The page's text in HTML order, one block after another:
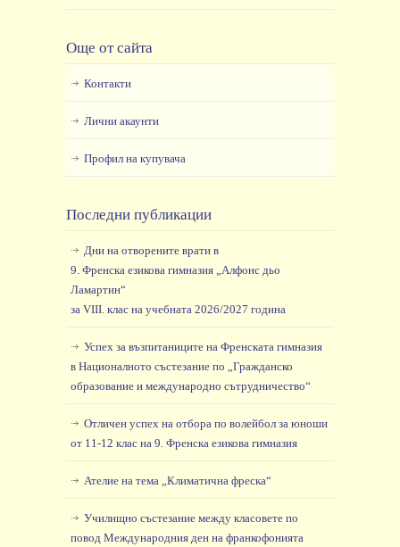
Още от сайта
Контакти
Лични акаунти
Профил на купувача
Последни публикации
Дни на отворените врати в
9. Френска езикова гимназия „Алфонс дьо
Ламартин“
за VIII. клас на учебната 2026/2027 година
Успех за възпитаниците на Френската гимназия
в Националното състезание по „Гражданско
образование и международно сътрудничество“
Отличен успех на отбора по волейбол за юноши
от 11-12 клас на 9. Френска езикова гимназия
Ателие на тема „Климатична фреска“
Училищно състезание между класовете по
повод Международния ден на франкофонията